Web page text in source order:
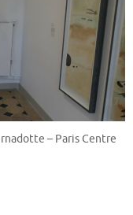
– Paris Centre